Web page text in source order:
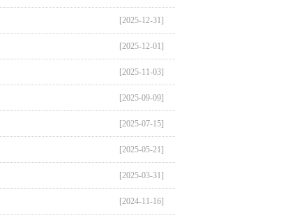
[2025-12-31]
[2025-12-01]
[2025-11-03]
[2025-09-09]
[2025-07-15]
[2025-05-21]
[2025-03-31]
[2024-11-16]